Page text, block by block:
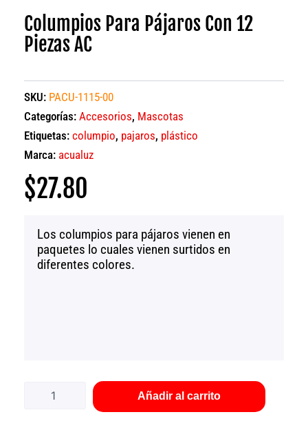
Columpios Para Pájaros Con 12
Piezas AC
SKU: PACU-1115-00
Categorías: Accesorios, Mascotas
Etiquetas: columpio, pajaros, plástico
Marca: acualuz
$27.80
Los columpios para pájaros vienen en
paquetes lo cuales vienen surtidos en
diferentes colores.
Añadir al carrito